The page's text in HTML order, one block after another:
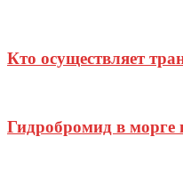
Кто осуществляет
Гидробромид в морге